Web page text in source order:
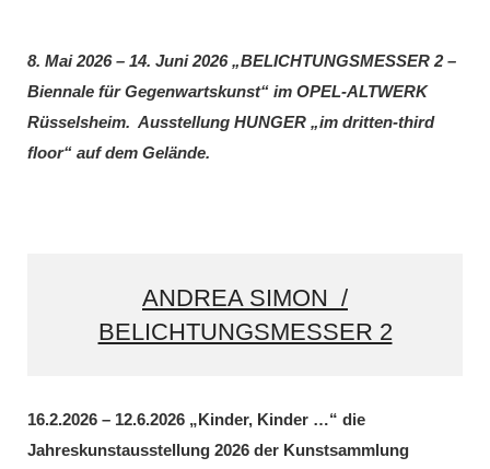
8. Mai 2026 – 14. Juni 2026 „BELICHTUNGSMESSER 2 –
Biennale für Gegenwartskunst“ im OPEL-ALTWERK
Rüsselsheim. Ausstellung HUNGER „im dritten-third
floor“ auf dem Gelände.
ANDREA SIMON /
BELICHTUNGSMESSER 2
16.2.2026 – 12.6.2026 „Kinder, Kinder …“ die
Jahreskunstausstellung 2026 der Kunstsammlung